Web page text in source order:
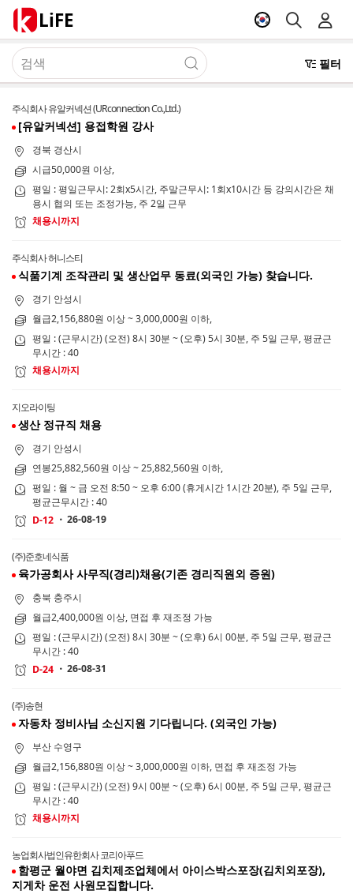
LiFE
필터
주식회사 유알커넥션 (URconnection Co.,Ltd.)
[유알커넥션] 용접학원 강사
경북 경산시
시급50,000원 이상,
평일 : 평일근무시: 2회x5시간, 주말근무시: 1회x10시간 등 강의시간은 채
용시 협의 또는 조정가능, 주 2일 근무
채용시까지
주식회사 허니스티
식품기계 조작관리 및 생산업무 동료(외국인 가능) 찾습니다.
경기 안성시
월급2,156,880원 이상 ~ 3,000,000원 이하,
평일 : (근무시간) (오전) 8시 30분 ~ (오후) 5시 30분, 주 5일 근무, 평균근
무시간 : 40
채용시까지
지오라이팅
생산 정규직 채용
경기 안성시
연봉25,882,560원 이상 ~ 25,882,560원 이하,
평일 : 월 ~ 금 오전 8:50 ~ 오후 6:00 (휴게시간 1시간 20분), 주 5일 근무,
평균근무시간 : 40
D-12
26-08-19
(주)준호네식품
육가공회사 사무직(경리)채용(기존 경리직원외 증원)
충북 충주시
월급2,400,000원 이상, 면접 후 재조정 가능
평일 : (근무시간) (오전) 8시 30분 ~ (오후) 6시 00분, 주 5일 근무, 평균근
무시간 : 40
D-24
26-08-31
(주)송현
자동차 정비사님 소신지원 기다립니다. (외국인 가능)
부산 수영구
월급2,156,880원 이상 ~ 3,000,000원 이하, 면접 후 재조정 가능
평일 : (근무시간) (오전) 9시 00분 ~ (오후) 6시 00분, 주 5일 근무, 평균근
무시간 : 40
채용시까지
농업회사법인유한회사 코리아푸드
함평군 월야면 김치제조업체에서 아이스박스포장(김치외포장),
지게차 운전 사원모집합니다.